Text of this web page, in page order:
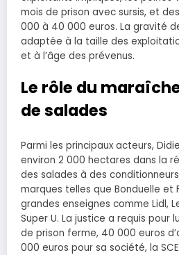
mois de prison avec sursis, et
000 à 40 000 euros. La gravité
adaptée à la taille des
et à l’âge des prévenus.
Le rôle du
de salades
Parmi les principaux acteurs,
environ 2 000 hectares dans la
des salades à des
marques telles que Bonduelle et
grandes enseignes comme Lidl,
Super U. La justice a requis pour
de prison ferme, 40 000 euros
000 euros pour sa société, la